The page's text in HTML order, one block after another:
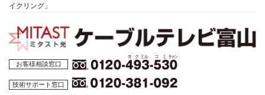
イクリング」
お客様相談窓口
技術サポート窓口